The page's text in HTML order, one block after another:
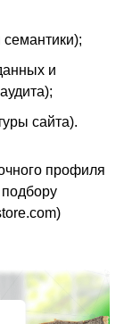
семантики);
и
сайта).
профиля
)